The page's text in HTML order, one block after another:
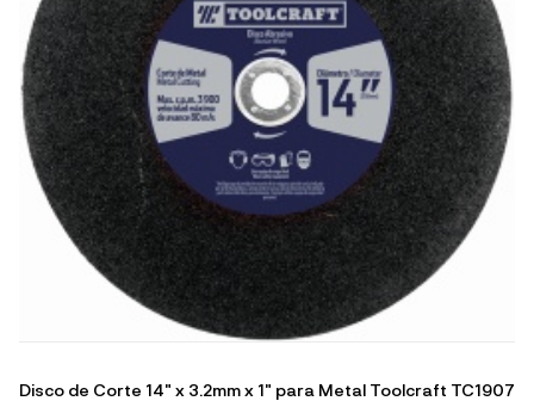
Disco de Corte 14" x 3.2mm x 1" para Metal Toolcraft TC1907